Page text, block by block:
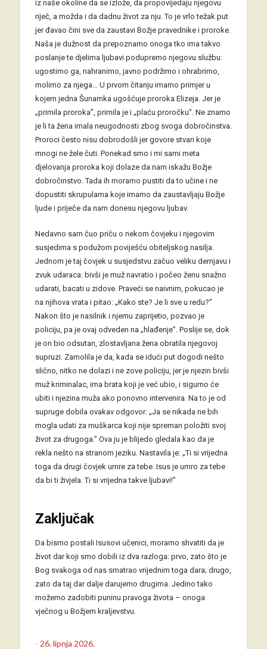
iz naše okoline da se izlože, da propovijedaju njegovu
riječ, a možda i da dadnu život za nju. To je vrlo težak put
jer đavao čini sve da zaustavi Božje pravednike i proroke.
Naša je dužnost da prepoznamo onoga tko ima takvo
poslanje te djelima ljubavi podupremo njegovu službu:
ugostimo ga, nahranimo, javno podržimo i ohrabrimo,
molimo za njega… U prvom čitanju imamo primjer u
kojem jedna Šunamka ugošćuje proroka Elizeja. Jer je
„primila proroka”, primila je i „plaću proročku”. Ne znamo
je li ta žena imala neugodnosti zbog svoga dobročinstva.
Proroci često nisu dobrodošli jer govore stvari koje
mnogi ne žele čuti. Ponekad smo i mi sami meta
djelovanja proroka koji dolaze da nam iskažu Božje
dobročinstvo. Tada ih moramo pustiti da to učine i ne
dopustiti skrupulama koje imamo da zaustavljaju Božje
ljude i priječe da nam donesu njegovu ljubav.
Nedavno sam čuo priču o nekom čovjeku i njegovim
susjedima s podužom poviješću obiteljskog nasilja.
Jednom je taj čovjek u susjedstvu začuo veliku dernjavu i
zvuk udaraca: bivši je muž navratio i počeo ženu snažno
udarati, bacati u zidove. Praveći se naivnim, pokucao je
na njihova vrata i pitao: „Kako ste? Je li sve u redu?”
Nakon što je nasilnik i njemu zaprijetio, pozvao je
policiju, pa je ovaj odveden na „hlađenje”. Poslije se, dok
je on bio odsutan, zlostavljana žena obratila njegovoj
supruzi. Zamolila je da, kada se idući put dogodi nešto
slično, nitko ne dolazi i ne zove policiju, jer je njezin bivši
muž kriminalac, ima brata koji je već ubio, i sigurno će
ubiti i njezina muža ako ponovno intervenira. Na to je od
supruge dobila ovakav odgovor: „Ja se nikada ne bih
mogla udati za muškarca koji nije spreman položiti svoj
život za drugoga.” Ova ju je blijedo gledala kao da je
rekla nešto na stranom jeziku. Nastavila je: „Ti si vrijedna
toga da drugi čovjek umre za tebe. Isus je umro za tebe
da bi ti živjela. Ti si vrijedna takve ljubavi!”
Zaključak
Da bismo postali Isusovi učenici, moramo shvatiti da je
život dar koji smo dobili iz dva razloga: prvo, zato što je
Bog svakoga od nas smatrao vrijednim toga dara; drugo,
zato da taj dar dalje darujemo drugima. Jedino tako
možemo zadobiti puninu pravoga života – onoga
vječnog u Božjem kraljevstvu.
- 26. lipnja 2026.